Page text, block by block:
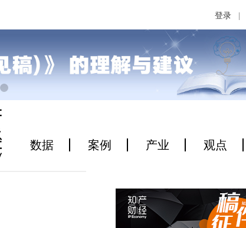
登录
数据 案例 产业 观点